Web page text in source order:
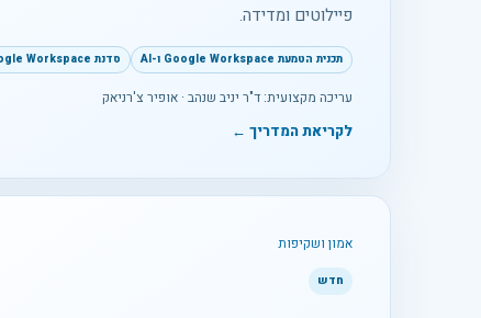
פיילוטים ומדידה.
תכנית הטמעת Google Workspace ו-AI סדנת Google Workspace ו-Gemini
עריכה מקצועית: ד"ר יניב שנהב · אופיר צ'רניאק
לקריאת המדריך ←
אמון ושקיפות
חדש